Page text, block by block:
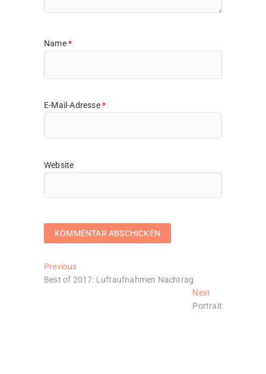
Name*
E-Mail-Adresse*
Website
Beitragsnavigation
PreviousPrevious
post:
Best of 2017: Luftaufnahmen Nachtrag
Next
post:
Portrait